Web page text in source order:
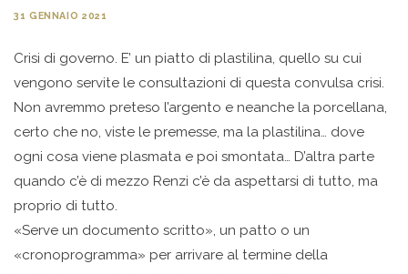
31 GENNAIO 2021
Crisi di governo. E’ un piatto di plastilina, quello su cui
vengono servite le consultazioni di questa convulsa crisi.
Non avremmo preteso l’argento e neanche la porcellana,
certo che no, viste le premesse, ma la plastilina… dove
ogni cosa viene plasmata e poi smontata… D’altra parte
quando c’è di mezzo Renzi c’è da aspettarsi di tutto, ma
proprio di tutto.
«Serve un documento scritto», un patto o un
«cronoprogramma» per arrivare al termine della